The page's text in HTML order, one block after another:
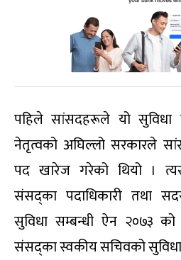
पहिले सांसदहरूले यो सुविधा
नेतृत्वको अघिल्लो सरकारले
पद खारेज गरेको थियो ।
संसद्का पदाधिकारी तथा
सुविधा सम्बन्धी ऐन २०७३
संसद्का स्वकीय सचिवको